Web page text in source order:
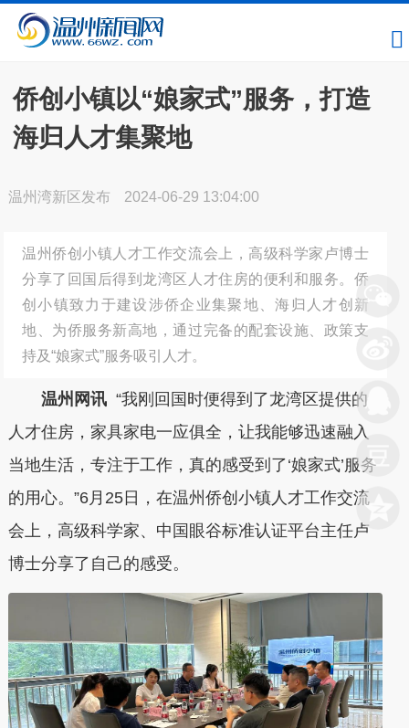
侨创小镇以“娘家式”服务，打造
海归人才集聚地
温州湾新区发布 2024-06-29 13:04:00
温州侨创小镇人才工作交流会上，高级科学家卢博士
分享了回国后得到龙湾区人才住房的便利和服务。侨
创小镇致力于建设涉侨企业集聚地、海归人才创新
地、为侨服务新高地，通过完备的配套设施、政策支
持及“娘家式”服务吸引人才。
温州网讯“我刚回国时便得到了龙湾区提供的
人才住房，家具家电一应俱全，让我能够迅速融入
当地生活，专注于工作，真的感受到了‘娘家式’服务
的用心。”6月25日，在温州侨创小镇人才工作交流
会上，高级科学家、中国眼谷标准认证平台主任卢
博士分享了自己的感受。